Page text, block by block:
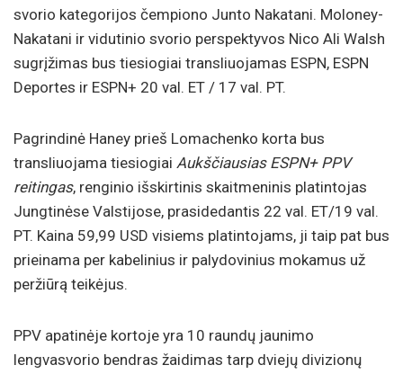
svorio kategorijos čempiono Junto Nakatani. Moloney-
Nakatani ir vidutinio svorio perspektyvos Nico Ali Walsh
sugrįžimas bus tiesiogiai transliuojamas ESPN, ESPN
Deportes ir ESPN+ 20 val. ET / 17 val. PT.
Pagrindinė Haney prieš Lomachenko korta bus
transliuojama tiesiogiai Aukščiausias ESPN+ PPV
reitingas, renginio išskirtinis skaitmeninis platintojas
Jungtinėse Valstijose, prasidedantis 22 val. ET/19 val.
PT. Kaina 59,99 USD visiems platintojams, ji taip pat bus
prieinama per kabelinius ir palydovinius mokamus už
peržiūrą teikėjus.
PPV apatinėje kortoje yra 10 raundų jaunimo
lengvasvorio bendras žaidimas tarp dviejų divizionų